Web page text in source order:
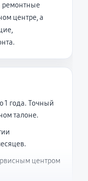
ремонтные
центре, а
года. Точный
талоне.
центром